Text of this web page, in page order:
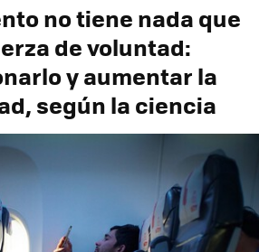
no tiene nada que
de voluntad:
y aumentar la
según la ciencia